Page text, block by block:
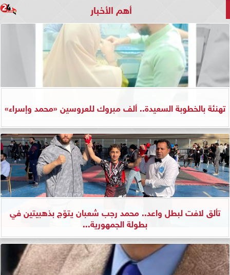
أهم الأخبار
تهنئة بالخطوبة السعيدة.. ألف مبروك للعروسين «محمد وإسراء»
تألق لافت لبطل واعد.. محمد رجب شعبان يتوّج بذهبيتين في
بطولة الجمهورية...